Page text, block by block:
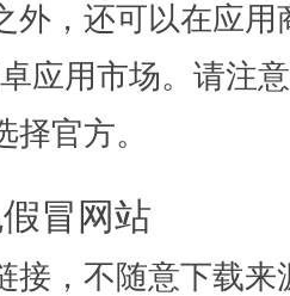
外，还可以在应
应用市场。请注
择官方。
冒网站
接，不随意下载